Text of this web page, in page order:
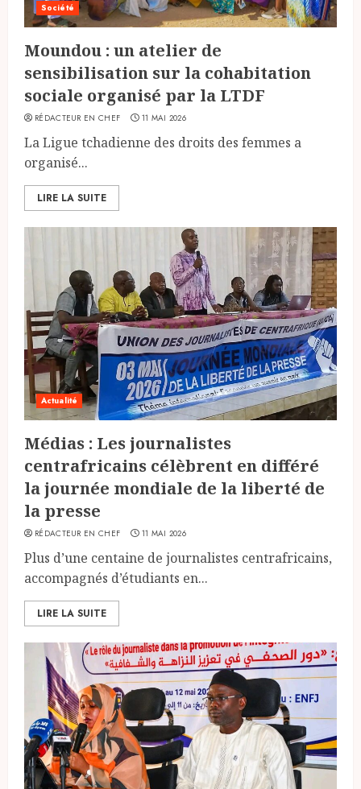
Société
Moundou : un atelier de
sensibilisation sur la cohabitation
sociale organisé par la LTDF
RÉDACTEUR EN CHEF 11 MAI 2026
La Ligue tchadienne des droits des femmes a
organisé...
LIRE LA SUITE
Actualité
Médias : Les journalistes
centrafricains célèbrent en différé
la journée mondiale de la liberté de
la presse
RÉDACTEUR EN CHEF 11 MAI 2026
Plus d’une centaine de journalistes centrafricains,
accompagnés d’étudiants en...
LIRE LA SUITE